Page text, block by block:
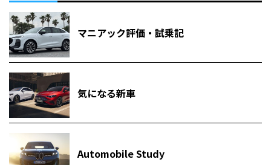
マニアック評価・試乗記
気になる新車
Automobile Study